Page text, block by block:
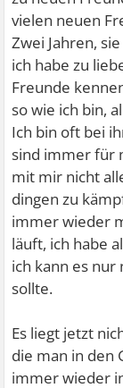
vielen neuen
Zwei Jahren,
ich habe zu
Freunde
so wie ich bin,
Ich bin oft bei
sind immer für
mit mir nicht
dingen zu
immer wieder
läuft, ich habe
ich kann es nur
sollte.
Es liegt jetzt
die man in den
immer wieder